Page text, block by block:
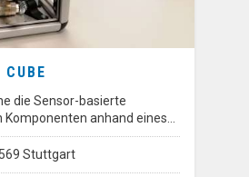
die Sensor-basierte
anhand eines…
Stuttgart